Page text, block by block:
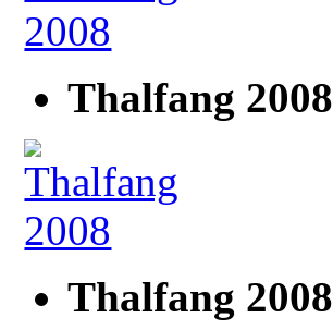
Thalfang 2008
Thalfang 2008